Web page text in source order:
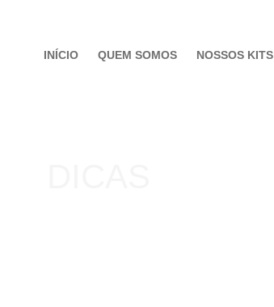
INÍCIO QUEM SOMOS NOSSOS KITS